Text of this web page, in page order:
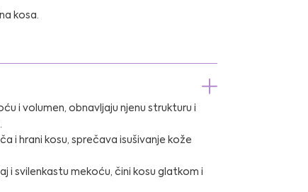
kosa.
i volumen, obnavljaju njenu strukturu i
i hrani kosu, sprečava isušivanje kože
i svilenkastu mekoću, čini kosu glatkom i